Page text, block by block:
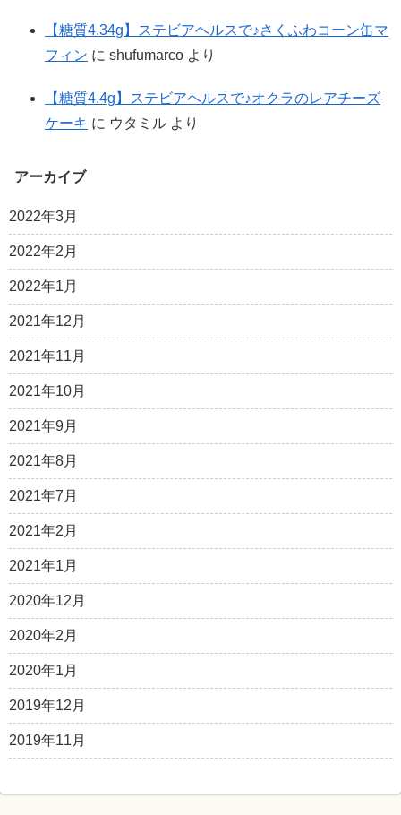
【糖質4.34g】ステビアヘルスで♪さくふわコーン缶マ
フィン に shufumarco より
【糖質4.4g】ステビアヘルスで♪オクラのレアチーズ
ケーキ に ウタミル より
アーカイブ
2022年3月
2022年2月
2022年1月
2021年12月
2021年11月
2021年10月
2021年9月
2021年8月
2021年7月
2021年2月
2021年1月
2020年12月
2020年2月
2020年1月
2019年12月
2019年11月